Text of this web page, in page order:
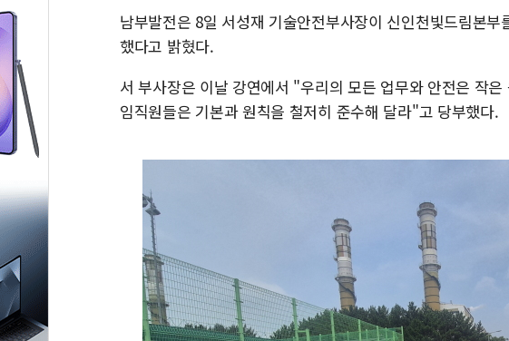
남부발전은 8일 서성재 기술안전부사장이 신인천빛드림본
했다고 밝혔다.
서 부사장은 이날 강연에서 "우리의 모든 업무와 안전은 작
임직원들은 기본과 원칙을 철저히 준수해 달라"고 당부했다.